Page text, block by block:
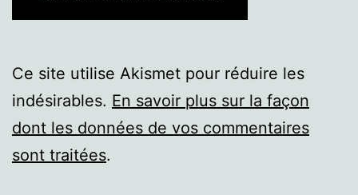
Ce site utilise Akismet pour réduire les
indésirables. En savoir plus sur la façon
dont les données de vos commentaires
sont traitées.